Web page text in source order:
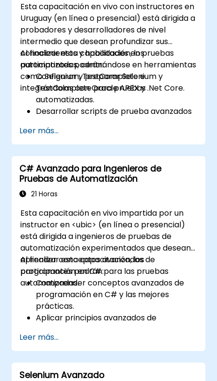
Esta capacitación en vivo con instructores en
Uruguay (en línea o presencial) está dirigida a
probadores y desarrolladores de nivel
intermedio que desean profundizar sus
conocimientos y habilidades en pruebas
automatizadas, centrándose en herramientas
como Selenium, TestComplete e
integrándolas con Oracle APEX y .Net Core.
Al finalizar esta capacitación, los
participantes podrán:
Configurar y preparar Selenium y
TestComplete para pruebas
automatizadas.
Desarrollar scripts de prueba avanzados
Integrar las pruebas automatizadas con
aplicaciones Oracle APEX y .Net Core.
Aplicar técnicas de aprendizaje
automático para mejorar la
automatización de pruebas.
Transitar eficazmente desde las pruebas
Gestionar proyectos de prueba
externalizados y mantener los
estándares de calidad.
Leer más...
C# Avanzado para Ingenieros de
Pruebas de Automatización
21 Horas
Esta capacitación en vivo impartida por un
instructor en <ubic> (en línea o presencial)
está dirigida a ingenieros de pruebas de
automatización experimentados que desean
aprender conceptos avanzados de
programación en C# para las pruebas
automatizadas.
Al finalizar esta capacitación, los
participantes podrán:
Comprender conceptos avanzados de
programación en C# y las mejores
prácticas.
Aplicar principios avanzados de
crear soluciones de automatización
eficientes y flexibles.
Diseñar y desarrollar marcos de
automatización modulares y reutilizables
Leer más...
Selenium Avanzado